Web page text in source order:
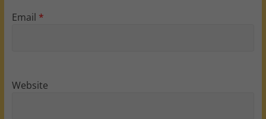
Email *
Website